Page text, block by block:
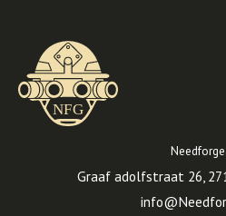
Graaf adolfstraat 26,